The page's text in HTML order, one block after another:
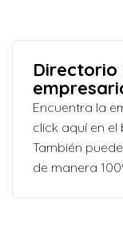
Directorio
Encuentra la
click aquí en
También
de manera